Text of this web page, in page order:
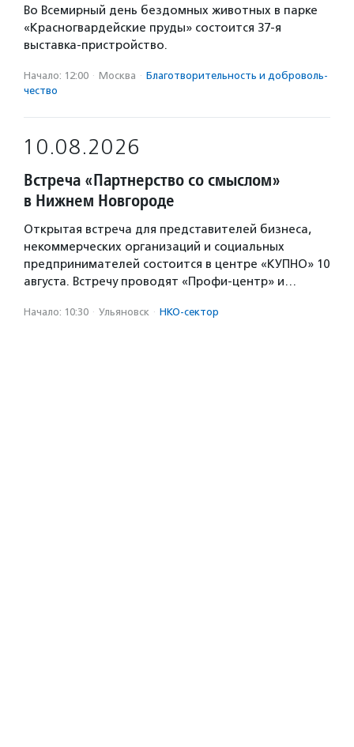
Во Всемирный день бездомных животных в парке
«Красногвардейские пруды» состоится 37-я
выставка-пристройство.
Начало: 12:00 · Москва · Благотвори­тель­ность и доброволь­
чест­во
10.08.2026
Встреча «Партнерство со смыслом»
в Нижнем Новгороде
Открытая встреча для представителей бизнеса,
некоммерческих организаций и социальных
предпринимателей состоится в центре «КУПНО» 10
августа. Встречу проводят «Профи-центр» и…
Начало: 10:30 · Ульяновск · НКО-сектор